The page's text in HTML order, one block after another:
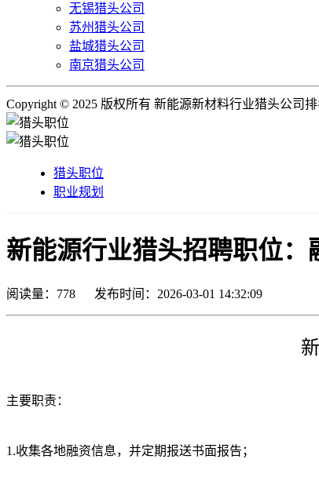
无锡猎头公司
苏州猎头公司
盐城猎头公司
南京猎头公司
Copyright © 2025 版权所有 新能源新材料行业猎头公司
猎头职位
职业规划
新能源行业猎头招聘职位
阅读量： 778 发布时间：2026-03-01 14:32:09
主要职责：
1.收集各地融资信息，并定期报送书面报告；